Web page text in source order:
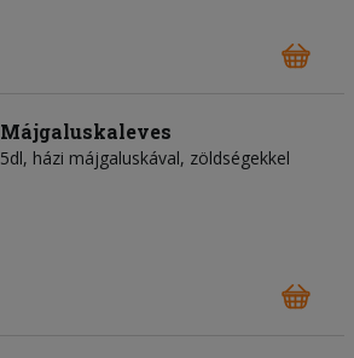
Májgaluskaleves
5dl, házi májgaluskával, zöldségekkel